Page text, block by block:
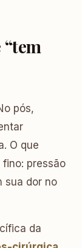
pós,
O que
pressão
sua dor no
da